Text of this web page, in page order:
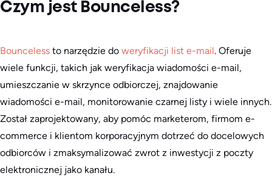
Czym jest Bounceless?
Bounceless to narzędzie do weryfikacji list e-mail. Oferuje
wiele funkcji, takich jak weryfikacja wiadomości e-mail,
umieszczanie w skrzynce odbiorczej, znajdowanie
wiadomości e-mail, monitorowanie czarnej listy i wiele innych.
Został zaprojektowany, aby pomóc marketerom, firmom e-
commerce i klientom korporacyjnym dotrzeć do docelowych
odbiorców i zmaksymalizować zwrot z inwestycji z poczty
elektronicznej jako kanału.